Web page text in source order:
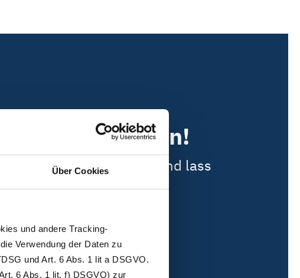
Über Cookies
und andere Tracking-
Verwendung der Daten zu
und Art. 6 Abs. 1 lit a DSGVO.
6 Abs. 1 lit. f) DSGVO) zur
anmelden!
Softwarelösung aus und lass